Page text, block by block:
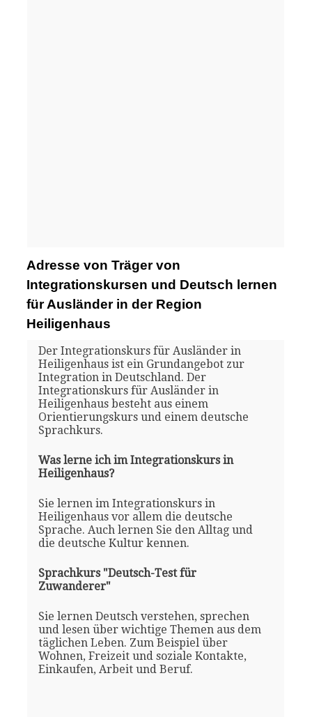
Adresse von Träger von
Integrationskursen und Deutsch lernen
für Ausländer in der Region
Heiligenhaus
Der Integrationskurs für Ausländer in
Heiligenhaus ist ein Grundangebot zur
Integration in Deutschland. Der
Integrationskurs für Ausländer in
Heiligenhaus besteht aus einem
Orientierungskurs und einem deutsche
Sprachkurs.
Was lerne ich im Integrationskurs in
Heiligenhaus?
Sie lernen im Integrationskurs in
Heiligenhaus vor allem die deutsche
Sprache. Auch lernen Sie den Alltag und
die deutsche Kultur kennen.
Sprachkurs "Deutsch-Test für
Zuwanderer"
Sie lernen Deutsch verstehen, sprechen
und lesen über wichtige Themen aus dem
täglichen Leben. Zum Beispiel über
Wohnen, Freizeit und soziale Kontakte,
Einkaufen, Arbeit und Beruf.